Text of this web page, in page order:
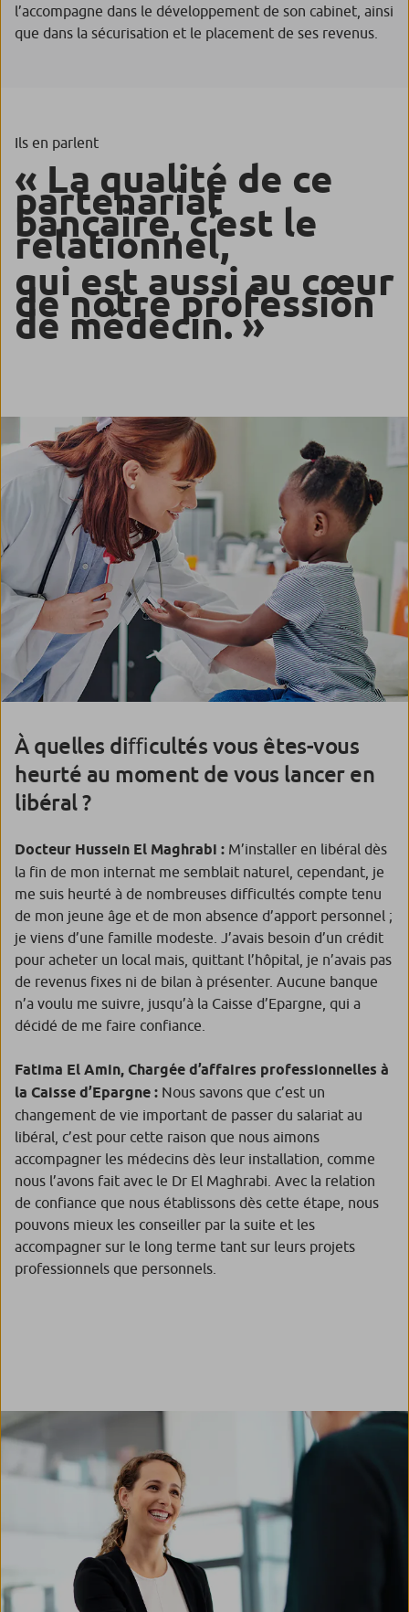
l’accompagne dans le développement de son cabinet, ainsi
que dans la sécurisation et le placement de ses revenus.
Ils en parlent
« La qualité de ce
partenariat
bancaire, c’est le
relationnel,
qui est aussi au cœur
de notre profession
de médecin. »
À quelles diﬃcultés vous êtes-vous
heurté au moment de vous lancer en
libéral ?
Docteur Hussein El Maghrabi : M’installer en libéral dès
la fin de mon internat me semblait naturel, cependant, je
me suis heurté à de nombreuses difficultés compte tenu
de mon jeune âge et de mon absence d’apport personnel ;
je viens d’une famille modeste. J’avais besoin d’un crédit
pour acheter un local mais, quittant l’hôpital, je n’avais pas
de revenus fixes ni de bilan à présenter. Aucune banque
n’a voulu me suivre, jusqu’à la Caisse d’Epargne, qui a
décidé de me faire confiance.
Fatima El Amin, Chargée d’affaires professionnelles à
la Caisse d’Epargne : Nous savons que c’est un
changement de vie important de passer du salariat au
libéral, c’est pour cette raison que nous aimons
accompagner les médecins dès leur installation, comme
nous l’avons fait avec le Dr El Maghrabi. Avec la relation
de confiance que nous établissons dès cette étape, nous
pouvons mieux les conseiller par la suite et les
accompagner sur le long terme tant sur leurs projets
professionnels que personnels.